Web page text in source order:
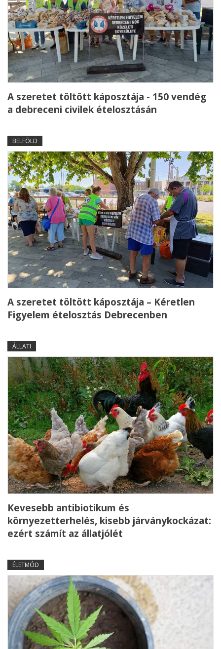
A szeretet töltött káposztája - 150 vendég
a debreceni civilek ételosztásán
BELFÖLD
A szeretet töltött káposztája – Kéretlen
Figyelem ételosztás Debrecenben
ÁLLATI
Kevesebb antibiotikum és
környezetterhelés, kisebb járványkockázat:
ezért számít az állatjólét
ÉLETMÓD